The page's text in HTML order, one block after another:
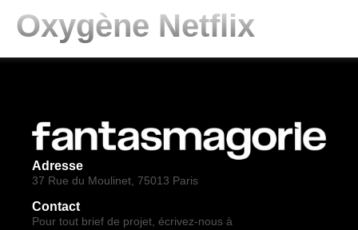
Oxygène Netflix
Adresse
37 Rue du Moulinet, 75013 Paris
Contact
Pour tout brief de projet, écrivez-nous à